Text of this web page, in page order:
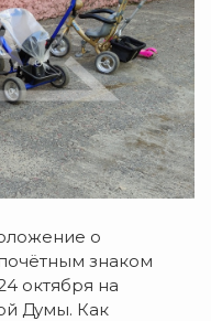
о
знаком
октября на
Думы. Как